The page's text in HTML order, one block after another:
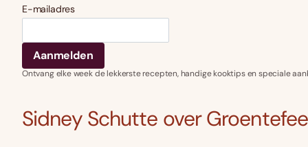
E-mailadres
Ontvang elke week de lekkerste recepten, handige kooktips en speciale
Sidney Schutte over